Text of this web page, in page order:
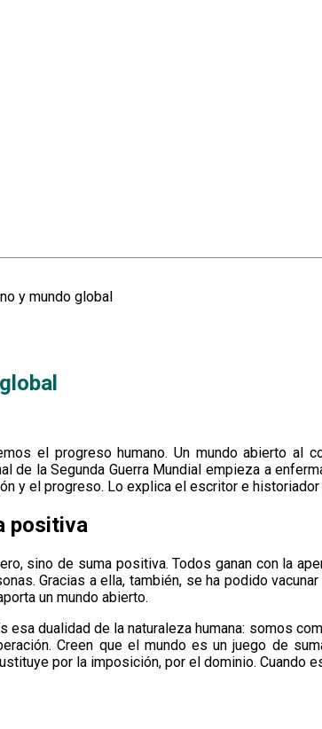
y mundo global
el progreso humano. Un mundo abierto al
de la Segunda Guerra Mundial empieza a
y el progreso. Lo explica el escritor e
positiva
sino de suma positiva. Todos ganan con la
Gracias a ella, también, se ha podido
un mundo abierto.
esa dualidad de la naturaleza humana: somos
Creen que el mundo es un juego de
por la imposición, por el dominio. Cuando